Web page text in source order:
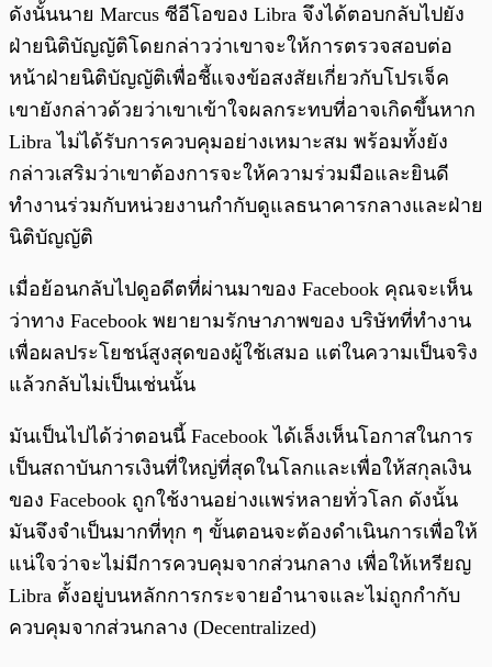
ดังนั้นนาย Marcus ซีอีโอของ Libra จึงได้ตอบกลับไปยัง
ฝ่ายนิติบัญญัติโดยกล่าวว่าเขาจะให้การตรวจสอบต่อ
หน้าฝ่ายนิติบัญญัติเพื่อชี้แจงข้อสงสัยเกี่ยวกับโปรเจ็ค
เขายังกล่าวด้วยว่าเขาเข้าใจผลกระทบที่อาจเกิดขึ้นหาก
Libra ไม่ได้รับการควบคุมอย่างเหมาะสม พร้อมทั้งยัง
กล่าวเสริมว่าเขาต้องการจะให้ความร่วมมือและยินดี
ทำงานร่วมกับหน่วยงานกำกับดูแลธนาคารกลางและฝ่าย
นิติบัญญัติ
เมื่อย้อนกลับไปดูอดีตที่ผ่านมาของ Facebook คุณจะเห็น
ว่าทาง Facebook พยายามรักษาภาพของ บริษัทที่ทำงาน
เพื่อผลประโยชน์สูงสุดของผู้ใช้เสมอ แต่ในความเป็นจริง
แล้วกลับไม่เป็นเช่นนั้น
มันเป็นไปได้ว่าตอนนี้ Facebook ได้เล็งเห็นโอกาสในการ
เป็นสถาบันการเงินที่ใหญ่ที่สุดในโลกและเพื่อให้สกุลเงิน
ของ Facebook ถูกใช้งานอย่างแพร่หลายทั่วโลก ดังนั้น
มันจึงจำเป็นมากที่ทุก ๆ ขั้นตอนจะต้องดำเนินการเพื่อให้
แน่ใจว่าจะไม่มีการควบคุมจากส่วนกลาง เพื่อให้เหรียญ
Libra ตั้งอยู่บนหลักการกระจายอำนาจและไม่ถูกกำกับ
ควบคุมจากส่วนกลาง (Decentralized)